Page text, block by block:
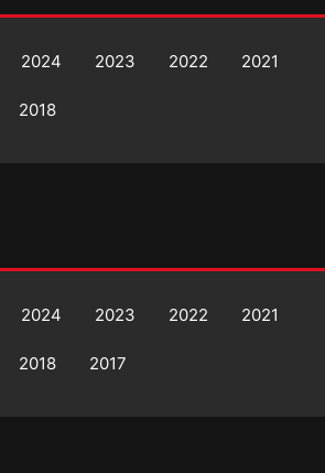
2024 2023 2022 2021
2018
2024 2023 2022 2021
2018 2017